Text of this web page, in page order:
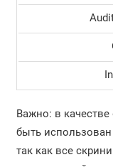
Важно: в
быть
так как все